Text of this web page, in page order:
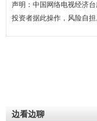
声明：中国网络电视经济
投资者据此操作，风险自担
边看边聊